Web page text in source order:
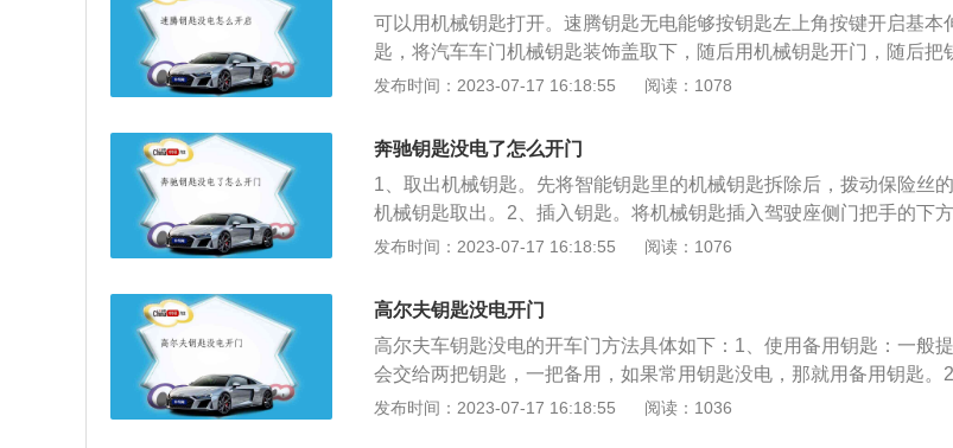
可以用机械钥匙打开。速腾钥匙无电能够按钥匙左上角按键开启基本
匙，将汽车车门机械钥匙装饰盖取下，随后用机械钥匙开门，随后把
车方向盘右下角的感应器就能感应点火。一般配有遥控钥匙的车辆，
插到门的钥匙孔里面，就可开车门和锁车门。如果能确认是因为感应
池快没电了造成开门和启动受到影响的话，那么请及时更换感应钥匙
防完全没电了给带来不便。如果更换了感应钥匙里的电池还没有解决
题，那么就有可能是其他的故障了，有可能是感应钥匙的问题或者是
应模块的问题，就只能去4S店或修理厂进行维修了。
发布时间：2023-07-17 16:18:55 阅读：1078
奔驰钥匙没电了怎么开门
1、取出机械钥匙。先将智能钥匙里的机械钥匙拆除后，拨动保险丝
机械钥匙取出。2、插入钥匙。将机械钥匙插入驾驶座侧门把手的下方
3、打开盖帽。用左手拉开门把手的同时，右手用力向上翘起，打开盖
钥匙的遥控解锁距离变短、钥匙偶尔失灵、钥匙上边的指示灯忽明忽
上出现没电显示，就说明遥控钥匙电量不足，要及时给钥匙更换电池
的车辆，如果遥控钥匙没电了，可以把遥控钥匙放在感应钥匙的位置
按钮就可以启动发动机。平时车主要注意检查遥控钥匙的状态，防止
出行造成影响。
发布时间：2023-07-17 16:18:55 阅读：1076
高尔夫钥匙没电开门
高尔夫车钥匙没电的开车门方法具体如下：1、使用备用钥匙：一般
会交给两把钥匙，一把备用，如果常用钥匙没电，那就用备用钥匙。
钥匙电池：遥控钥匙都可以拆开，里面有纽扣电池。如果电池没电，
发布时间：2023-07-17 16:18:55 阅读：1036